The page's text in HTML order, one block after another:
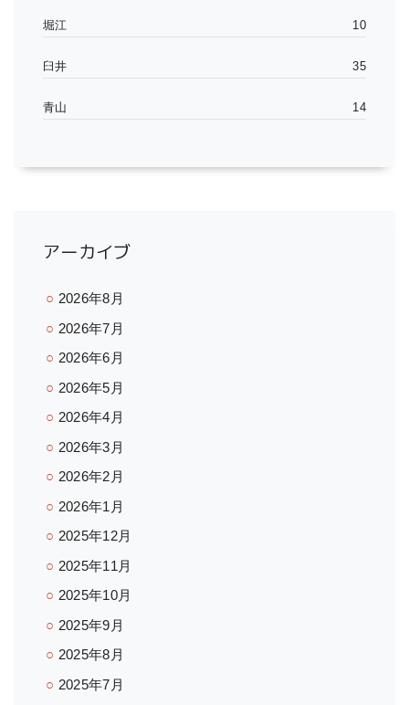
堀江 10
臼井 35
青山 14
アーカイブ
2026年8月
2026年7月
2026年6月
2026年5月
2026年4月
2026年3月
2026年2月
2026年1月
2025年12月
2025年11月
2025年10月
2025年9月
2025年8月
2025年7月